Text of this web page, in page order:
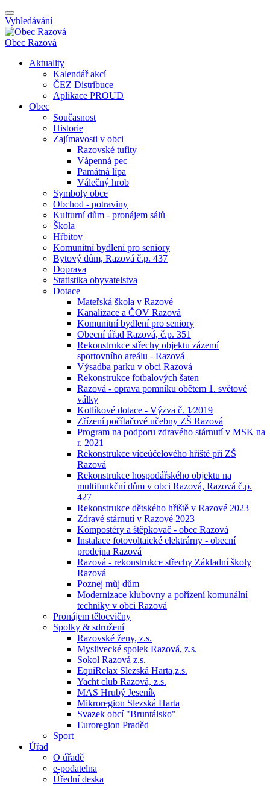
Vyhledávání
Obec Razová
Aktuality
Kalendář akcí
ČEZ Distribuce
Aplikace PROUD
Obec
Současnost
Historie
Zajímavosti v obci
Razovské tufity
Vápenná pec
Památná lípa
Válečný hrob
Symboly obce
Obchod - potraviny
Kulturní dům - pronájem sálů
Škola
Hřbitov
Komunitní bydlení pro seniory
Bytový dům, Razová č.p. 437
Doprava
Statistika obyvatelstva
Dotace
Mateřská škola v Razové
Kanalizace a ČOV Razová
Komunitní bydlení pro seniory
Obecní úřad Razová, č.p. 351
Rekonstrukce střechy objektu zázemí
sportovního areálu - Razová
Výsadba parku v obci Razová
Rekonstrukce fotbalových šaten
Razová - oprava pomníku obětem 1. světové
války
Kotlíkové dotace - Výzva č. 1⁄2019
Zřízení počítačové učebny ZŠ Razová
Program na podporu zdravého stárnutí v MSK na
r. 2021
Rekonstrukce víceúčelového hřiště při ZŠ
Razová
Rekonstrukce hospodářského objektu na
multifunkční dům v obci Razová, Razová č.p.
427
Rekonstrukce dětského hřiště v Razové 2023
Zdravé stárnutí v Razové 2023
Kompostéry a štěpkovač - obec Razová
Instalace fotovoltaické elektrárny - obecní
prodejna Razová
Razová - rekonstrukce střechy Základní školy
Razová
Poznej můj dům
Modernizace klubovny a pořízení komunální
techniky v obci Razová
Pronájem tělocvičny
Spolky & sdružení
Razovské ženy, z.s.
Myslivecké spolek Razová, z.s.
Sokol Razová z.s.
EquiRelax Slezská Harta,z.s.
Yacht club Razová, z.s.
MAS Hrubý Jeseník
Mikroregion Slezská Harta
Svazek obcí "Bruntálsko"
Euroregion Praděd
Sport
Úřad
O úřadě
e-podatelna
Úřední deska